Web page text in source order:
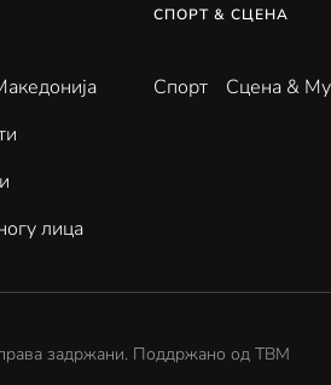
лица
СПОРТ & СЦЕНА
Спорт Сцена &
задржани. Поддржано од ТВМ